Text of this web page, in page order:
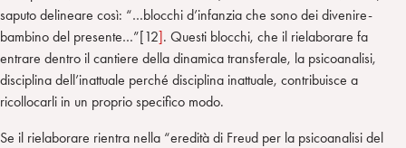
saputo delineare così: “…blocchi d’infanzia che sono dei divenire-
bambino del presente…”[12]. Questi blocchi, che il rielaborare fa
entrare dentro il cantiere della dinamica transferale, la psicoanalisi,
disciplina dell’inattuale perché disciplina inattuale, contribuisce a
ricollocarli in un proprio specifico modo.
Se il rielaborare rientra nella “eredità di Freud per la psicoanalisi del